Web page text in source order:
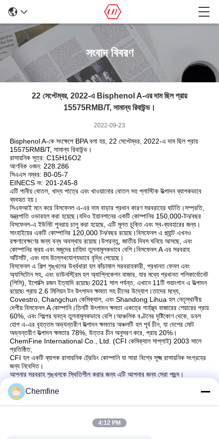
সংবাদ বিবরণ
22 সেপ্টেম্বর, 2022-এ Bisphenol A-এর দাম ছিল প্রায়
15575RMB/T, সামান্য রিবাউন্ড।
2022-09-23
Bisphenol A-কে সংক্ষেপে BPA বলা হয়, 22 সেপ্টেম্বর, 2022-এ দাম ছিল প্রায়
15575RMB/T, সামান্য রিবাউন্ড।
রাসায়নিক সূত্র: C15H16O2
আণবিক ওজন: 228.286
সিএএস নম্বর: 80-05-7
EINECS নং: 201-245-8
এটি পানীয় বোতল, খাদ্য পাত্রে এবং খাওয়ানোর বোতল সহ প্লাস্টিক উত্পাদন ব্যাপকভাবে
ব্যবহৃত হয়।
সিএফআই মনে করে বিসফেনল এ-এর দাম বাড়ার প্রধান কারণ সরবরাহের ঘাটতি।সম্প্রতি,
যন্ত্রপাতি ওভারহল করা হয়েছে।যদিও ইয়ানশানের একটি কোম্পানির 150,000-টন/বছর
বিসফেনল-এ ইউনিট পুনরায় চালু করা হয়েছে, এটি মূলত চুক্তি এবং স্ব-ব্যবহারের জন্য।
সাংহাইয়ের একটি কোম্পানির 120,000 টন/বছর রয়েছে।বিসফেনল এ প্ল্যান্ট এখনও
রক্ষণাবেক্ষণের জন্য বন্ধ অবস্থায় রয়েছে।উপরন্তু, জাতীয় দিবস ঘনিয়ে আসছে, এবং
কোম্পানির ক্রয় এবং মজুদের চাহিদা তুলনামূলকভাবে বেশি।বিসফেনল A এর সরবরাহ
আঁটসাঁট, এবং দাম উল্লেখযোগ্যভাবে বৃদ্ধি পেয়েছে।
বিসফেনল এ শিল্প শৃঙ্খলের উর্ধ্বধারা হল কাঁচামাল সরবরাহকারী, প্রধানত ফেনল এবং
অ্যাসিটোন সহ, এবং ডাউনস্ট্রিম হল অ্যাপ্লিকেশন বাজার, যার মধ্যে প্রধানত পলিকার্বোনেট
(পিসি), ইপোক্সি রজন ইত্যাদি রয়েছে৷ 2021 সাল পর্যন্ত, এখানে 11টি শুয়াংপান এ উত্পাদন
রয়েছে৷ প্রায় 2.6 মিলিয়ন টন উৎপাদন ক্ষমতা সহ চীনের উদ্যোগ।তাদের মধ্যে,
Covestro, Changchun কেমিক্যাল, এবং Shandong Lihua হল নেতৃস্থানীয়
দেশীয় বিসফেনল A কোম্পানি।তিনটি উৎপাদন ক্ষমতা একত্রে গার্হস্থ্য বাজারের শেয়ারের প্রায়
60%, এবং শিল্পের ঘনত্ব তুলনামূলকভাবে বেশি।আঞ্চলিক বণ্টনের দৃষ্টিকোণ থেকে, ডবল
হোপ এ-এর বৃহত্তম অভ্যন্তরীণ উত্পাদন ক্ষমতার অঞ্চলটি হল পূর্ব চীন, যা দেশের মোট
অভ্যন্তরীণ উত্পাদন ক্ষমতার 78%, উত্তর চীন অনুসরণ করে, প্রায় 20%।
ChemFine International Co., Ltd. (CFI কেমিক্যাল সাপ্লাই) 2003 সালে
প্রতিষ্ঠিত,
CFI হল একটি ব্যাপক রাসায়নিক ট্রেডিং কোম্পানি যা সারা বিশ্বে সূক্ষ্ম রাসায়নিক সংগ্রহের
জন্য নিবেদিত।
আপনার সরবরাহ শৃঙ্খলকে স্থিতিশীল করার জন্য এটি আপনার জন্য সেরা পছন্দ।
(www.cnchemfine.com)
Chemfine
4:12 PM